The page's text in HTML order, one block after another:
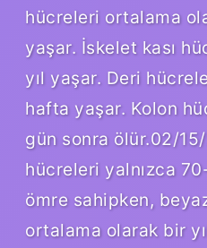
hücreleri ortalama
yaşar. İskelet kası
yıl yaşar. Deri
hafta yaşar. Kolon
gün sonra ölür.02/15/
hücreleri yalnızca
ömre sahipken,
ortalama olarak bir